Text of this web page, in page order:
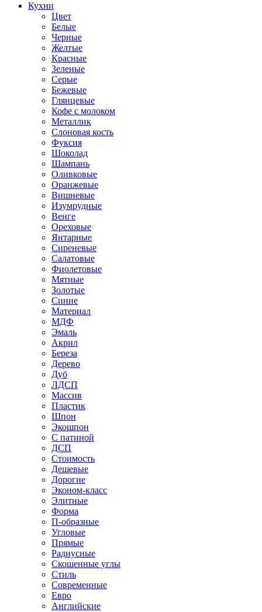
Кухни
Цвет
Белые
Черные
Желтые
Красные
Зеленые
Серые
Бежевые
Глянцевые
Кофе с молоком
Металлик
Слоновая кость
Фуксия
Шоколад
Шампань
Оливковые
Оранжевые
Вишневые
Изумрудные
Венге
Ореховые
Янтарные
Сиреневые
Салатовые
Фиолетовые
Мятные
Золотые
Синие
Материал
МДФ
Эмаль
Акрил
Береза
Дерево
Дуб
ЛДСП
Массив
Пластик
Шпон
Экошпон
С патиной
ДСП
Стоимость
Дешевые
Дорогие
Эконом-класс
Элитные
Форма
П-образные
Угловые
Прямые
Радиусные
Скошенные углы
Стиль
Современные
Евро
Английские